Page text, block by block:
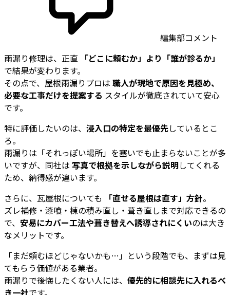
編集部コメント
雨漏り修理は、正直 「どこに頼むか」より「誰が診るか」
で結果が変わります。
その点で、屋根雨漏りプロは 職人が現地で原因を見極め、
必要な工事だけを提案する スタイルが徹底されていて安心
です。
特に評価したいのは、 浸入口の特定を最優先しているとこ
ろ。
雨漏りは「それっぽい場所」を塞いでも止まらないことが多
いですが、同社は 写真で根拠を示しながら説明してくれる
ため、納得感が違います。
さらに、瓦屋根についても
「直せる屋根は直す」方針。
ズレ補修・漆喰・棟の積み直し・葺き直しまで対応できるの
で、 安易にカバー工法や葺き替えへ誘導されにくいのは大き
なメリットです。
「まだ頼むほどじゃないかも…」という段階でも、まずは見
てもらう価値がある業者。
雨漏りで後悔したくない人には、 優先的に相談先に入れるべ
き一社です。